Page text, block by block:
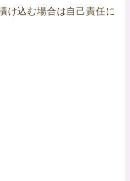
け込む場合は自己責任に